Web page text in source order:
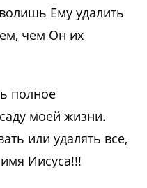
Ему удалить
чем Он их
полное
моей жизни.
или удалять все,
Иисуса!!!